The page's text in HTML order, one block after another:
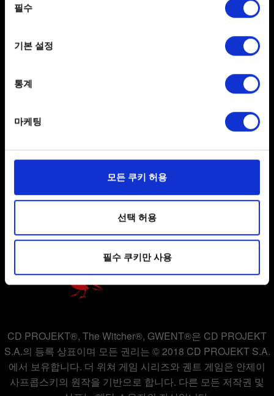
the Privacy trigger icon.
Collect information about your geographical
Identify your device by actively scanning it for
Find out more about how your personal data is processed
일부 쿠키는 웹 사이트를 정상적으로 이용하기 위해
관련 기술적 피드백을 제공하여 사용자의 웹사이트 이용
환경을 개선하기 위해 사용됩니다. 예를 들어, 소셜
파악하기 위해 쿠키의 일부를 저희 파트너와 공유할 수도
있습니다. 물론, 이처럼 선택적으로 쿠키를 사용할
경우에는 사용자의 동의를 구할 것입니다.
선택
필수
기본 설정
통계
마케팅
모든 쿠키 허용
선택 허용
필수 쿠키만 사용
사용자 약관 동의
개인 정보 정책
CD PROJEKT®, The Witcher®, GWENT®은 CD PROJEKT
S.A.의 등록 상표이며 모든 권리는 © 2018 CD PROJEKT S.A.
에서 보유합니다. 더 위쳐 게임 시리즈와 궨트 게임은 안제이
사프콥스키의 원작을 기반으로 합니다. 다른 모든 저작권 및